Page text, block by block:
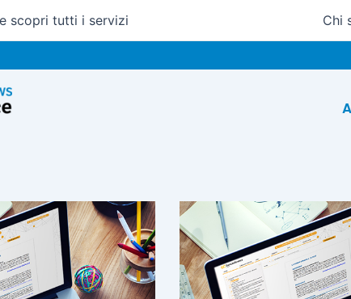
scopri tutti i servizi Chi